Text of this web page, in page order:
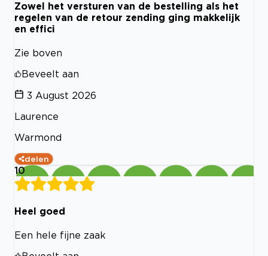
Zowel het versturen van de bestelling als het
regelen van de retour zending ging makkelijk
en effici
Zie boven
Beveelt aan
3 August 2026
Laurence
Warmond
delen
10
Heel goed
Een hele fijne zaak